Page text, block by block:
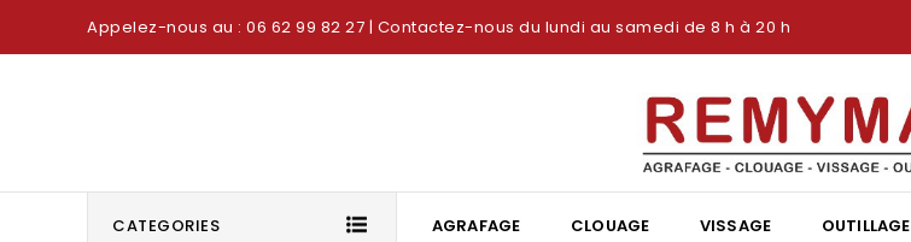
Appelez-nous au : 06 62 99 82 27 | Contactez-nous du lundi au samedi de 8 h à 20 h
CATEGORIES AGRAFAGE CLOUAGE VISSAGE OUTILLAGE